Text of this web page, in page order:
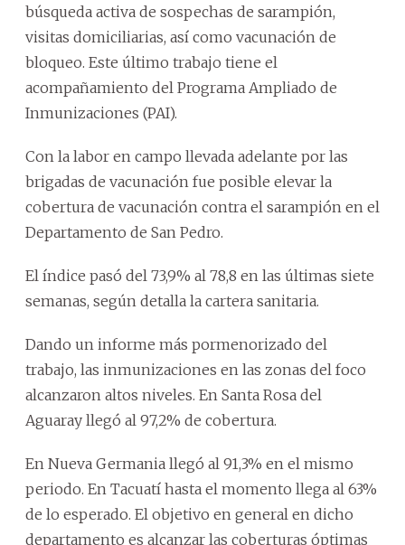
búsqueda activa de sospechas de sarampión,
visitas domiciliarias, así como vacunación de
bloqueo. Este último trabajo tiene el
acompañamiento del Programa Ampliado de
Inmunizaciones (PAI).
Con la labor en campo llevada adelante por las
brigadas de vacunación fue posible elevar la
cobertura de vacunación contra el sarampión en el
Departamento de San Pedro.
El índice pasó del 73,9% al 78,8 en las últimas siete
semanas, según detalla la cartera sanitaria.
Dando un informe más pormenorizado del
trabajo, las inmunizaciones en las zonas del foco
alcanzaron altos niveles. En Santa Rosa del
Aguaray llegó al 97,2% de cobertura.
En Nueva Germania llegó al 91,3% en el mismo
periodo. En Tacuatí hasta el momento llega al 63%
de lo esperado. El objetivo en general en dicho
departamento es alcanzar las coberturas óptimas